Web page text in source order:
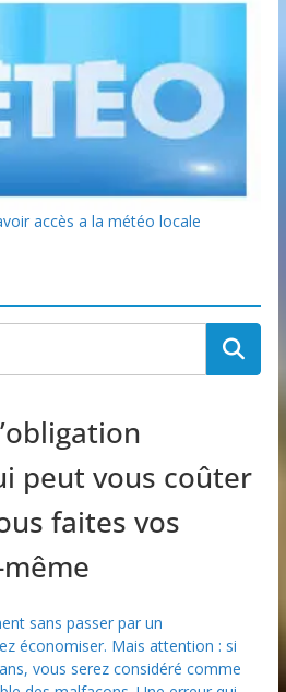
accès a la météo locale
peut vous coûter
faites vos
sans passer par un
économiser. Mais attention : si
vous serez considéré comme